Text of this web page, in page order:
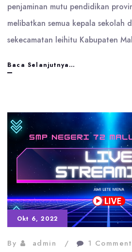
penjaminan mutu pendidikan
melibatkan semua kepala sekolah
sekecamatan leihitu Kabupaten
Baca Selanjutnya…
Dana
Bos
/
Bop
di
Satuan
Pendidikan
Dasar
Okt 6, 2022
By admin 1 Comment